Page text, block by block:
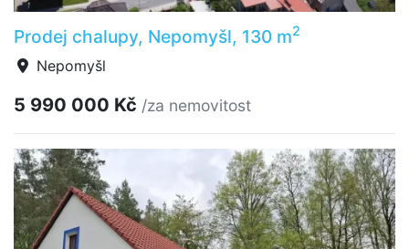
Prodej chalupy, Nepomyšl, 130 m2
Nepomyšl
5 990 000 Kč /za nemovitost